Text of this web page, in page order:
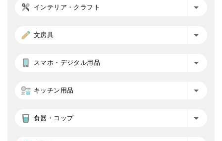
インテリア・クラフト
文房具
スマホ・デジタル用品
キッチン用品
食器・コップ